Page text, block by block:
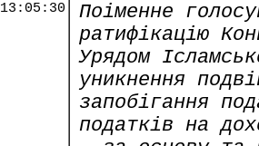
13:05:30
Поіменне
ратифікацію
Урядом
уникнення
запобігання
податків на